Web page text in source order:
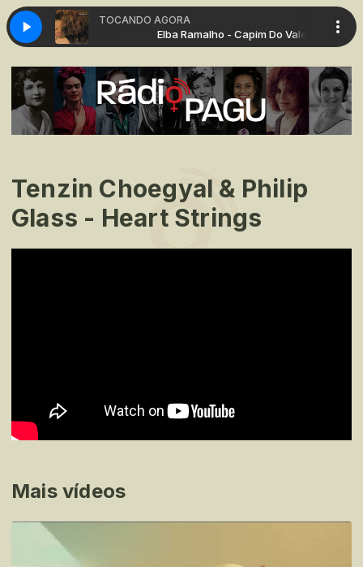
TOCANDO AGORA
- Capim Do Vale Elba Ramalho - Capim Do Vale
Tenzin Choegyal & Philip
Glass - Heart Strings
Mais vídeos